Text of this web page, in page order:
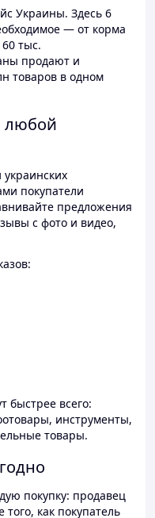
Украины. Здесь 6
— от корма
тыс.
продают и
товаров в одном
любой
покупатели
предложения
с фото и видео,
быстрее всего:
инструменты,
товары.
покупку: продавец
того, как покупатель